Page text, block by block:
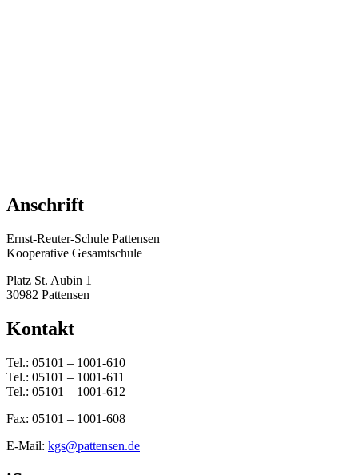
Anschrift
Ernst-Reuter-Schule Pattensen
Kooperative Gesamtschule
Platz St. Aubin 1
30982 Pattensen
Kontakt
Tel.: 05101 – 1001-610
Tel.: 05101 – 1001-611
Tel.: 05101 – 1001-612
Fax: 05101 – 1001-608
E-Mail: kgs@pattensen.de